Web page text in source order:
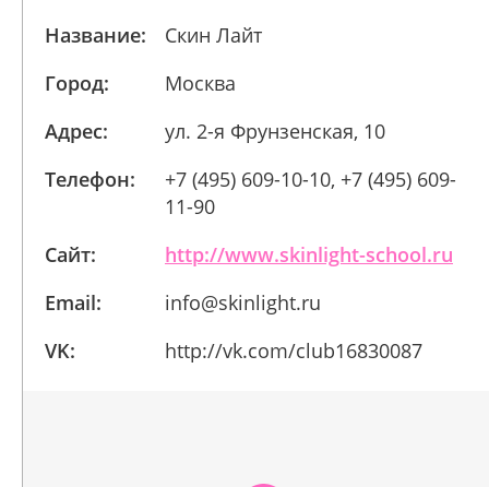
Название:
Скин Лайт
Город:
Москва
Адрес:
ул. 2-я Фрунзенская, 10
Телефон:
+7 (495) 609-10-10, +7 (495) 609-
11-90
Сайт:
http://www.skinlight-school.ru
Email:
info@skinlight.ru
VK:
http://vk.com/club16830087